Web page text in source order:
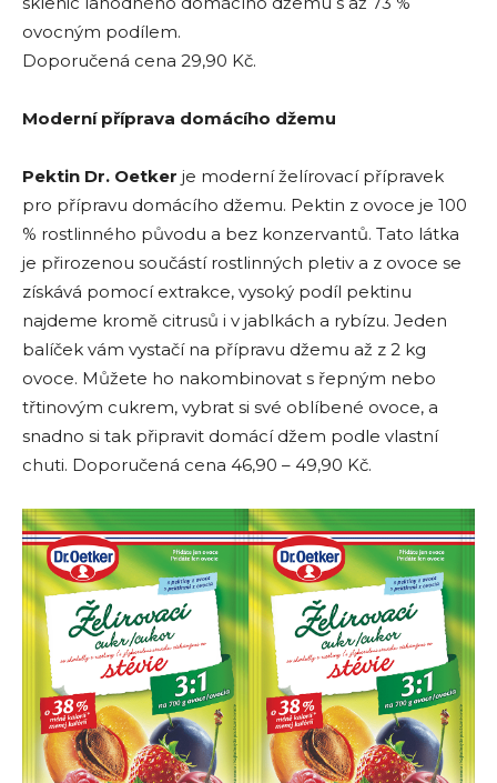
ovocným podílem.
Doporučená cena 29,90 Kč.
Moderní příprava domácího džemu
Pektin Dr. Oetker je moderní želírovací přípravek
pro přípravu domácího džemu. Pektin z ovoce je 100
% rostlinného původu a bez konzervantů. Tato látka
je přirozenou součástí rostlinných pletiv a z ovoce se
získává pomocí extrakce, vysoký podíl pektinu
najdeme kromě citrusů i v jablkách a rybízu. Jeden
balíček vám vystačí na přípravu džemu až z 2 kg
ovoce. Můžete ho nakombinovat s řepným nebo
třtinovým cukrem, vybrat si své oblíbené ovoce, a
snadno si tak připravit domácí džem podle vlastní
chuti. Doporučená cena 46,90 – 49,90 Kč.